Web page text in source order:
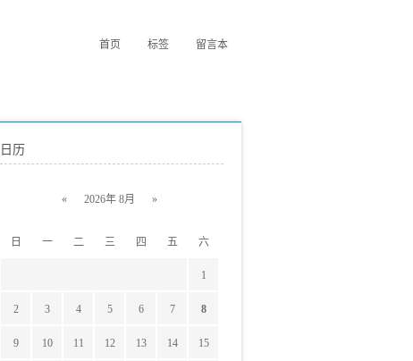
首页 标签 留言本
日历
« 2026年 8月 »
日 一 二 三 四 五 六
1
2 3 4 5 6 7 8
9 10 11 12 13 14 15